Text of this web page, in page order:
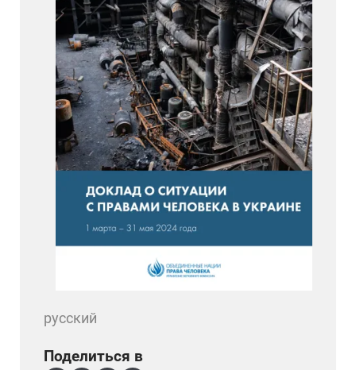
русский
Поделиться в